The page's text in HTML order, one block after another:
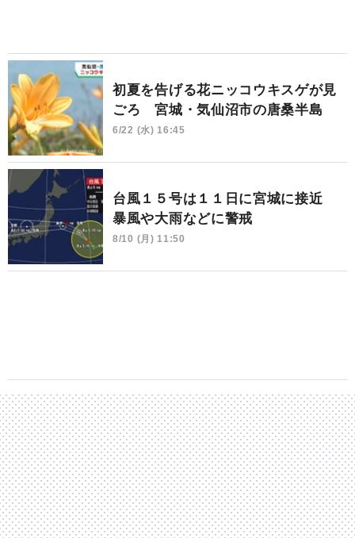
初夏を告げる花ニッコウキスゲが見
ごろ 宮城・気仙沼市の唐桑半島
6/22 (水) 16:45
台風１５号は１１日に宮城に接近
暴風や大雨などに警戒
8/10 (月) 11:50